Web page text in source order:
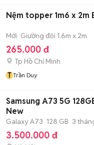
Nệm topper 1m6 x 2m
Mới Giường đôi 1.6m x 2m
265.000 đ
Tp Hồ Chí Minh
T Trần Duy
Samsung A73 5G
New
Galaxy A73 128 GB 3
3.500.000 đ